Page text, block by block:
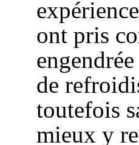
ont pris
de
toutefois
mieux y